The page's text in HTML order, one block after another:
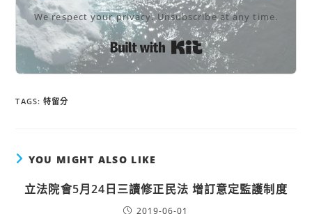
We respect your privacy. Unsubscribe at any time.
Built with Kit
TAGS:特留分
YOU MIGHT ALSO LIKE
立法院會5月24日三讀修正民法 增訂意定監護制度
2019-06-01